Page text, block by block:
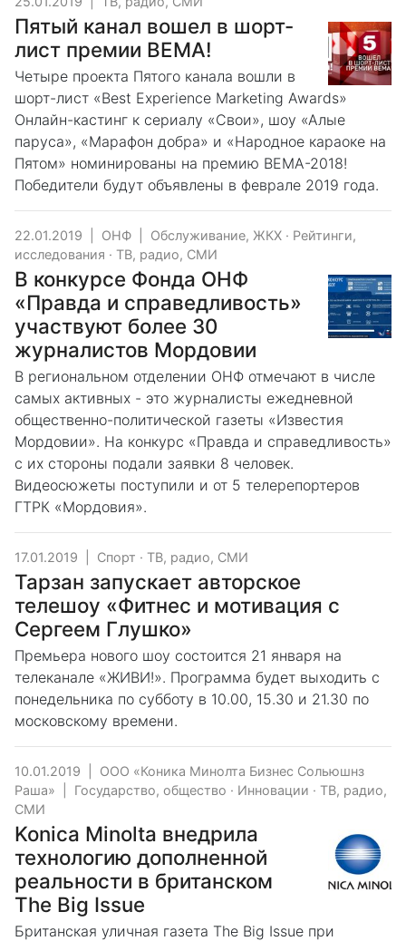
Пятый канал вошел в шорт-
лист премии BEMA!
Четыре проекта Пятого канала вошли в
шорт-лист «Best Experience Marketing Awards»
Онлайн-кастинг к сериалу «Свои», шоу «Алые
паруса», «Марафон добра» и «Народное караоке на
Пятом» номинированы на премию BEMA-2018!
Победители будут объявлены в феврале 2019 года.
22.01.2019 ОНФ Обслуживание, ЖКХ · Рейтинги,
исследования · ТВ, радио, СМИ
В конкурсе Фонда ОНФ
«Правда и справедливость»
участвуют более 30
журналистов Мордовии
В региональном отделении ОНФ отмечают в числе
самых активных - это журналисты ежедневной
общественно-политической газеты «Известия
Мордовии». На конкурс «Правда и справедливость»
с их стороны подали заявки 8 человек.
Видеосюжеты поступили и от 5 телерепортеров
ГТРК «Мордовия».
17.01.2019 Спорт · ТВ, радио, СМИ
Тарзан запускает авторское
телешоу «Фитнес и мотивация с
Сергеем Глушко»
Премьера нового шоу состоится 21 января на
телеканале «ЖИВИ!». Программа будет выходить с
понедельника по субботу в 10.00, 15.30 и 21.30 по
московскому времени.
10.01.2019
ООО «Коника Минолта Бизнес Сольюшнз
Раша»
Государство, общество · Инновации · ТВ, радио,
СМИ
Konica Minolta внедрила
технологию дополненной
реальности в британском
The Big Issue
Британская уличная газета The Big Issue при